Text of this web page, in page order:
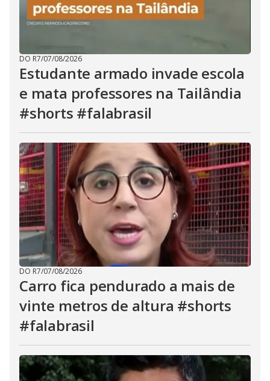
DO R7/07/08/2026
Estudante armado invade escola
e mata professores na Tailândia
#shorts #falabrasil
DO R7/07/08/2026
Carro fica pendurado a mais de
vinte metros de altura #shorts
#falabrasil